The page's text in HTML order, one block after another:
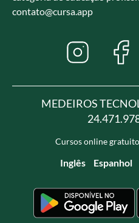
contato@cursa.app
MEDEIROS
Cursos online
Inglês Espanhol